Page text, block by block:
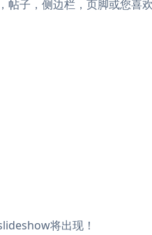
子，侧边栏，页脚或您喜
将出现！